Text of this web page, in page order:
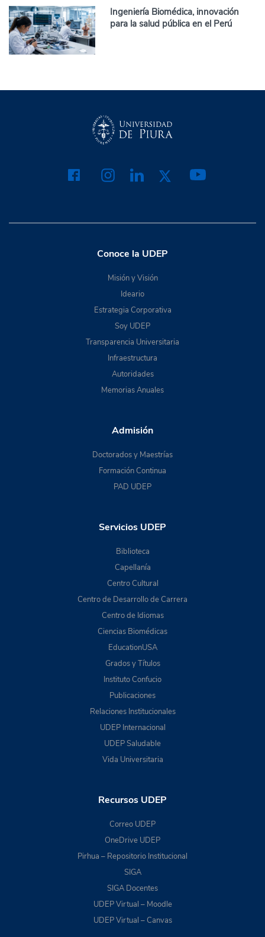
Ingeniería Biomédica, innovación
para la salud pública en el Perú
Conoce la UDEP
Misión y Visión
Ideario
Estrategia Corporativa
Soy UDEP
Transparencia Universitaria
Infraestructura
Autoridades
Memorias Anuales
Admisión
Doctorados y Maestrías
Formación Continua
PAD UDEP
Servicios UDEP
Biblioteca
Capellanía
Centro Cultural
Centro de Desarrollo de Carrera
Centro de Idiomas
Ciencias Biomédicas
EducationUSA
Grados y Títulos
Instituto Confucio
Publicaciones
Relaciones Institucionales
UDEP Internacional
UDEP Saludable
Vida Universitaria
Recursos UDEP
Correo UDEP
OneDrive UDEP
Pirhua – Repositorio Institucional
SIGA
SIGA Docentes
UDEP Virtual – Moodle
UDEP Virtual – Canvas